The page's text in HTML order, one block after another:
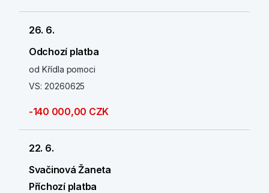
26. 6.
Odchozí platba
od Křídla pomoci
VS: 20260625
-140 000,00 CZK
22. 6.
Svačinová Žaneta
Příchozí platba